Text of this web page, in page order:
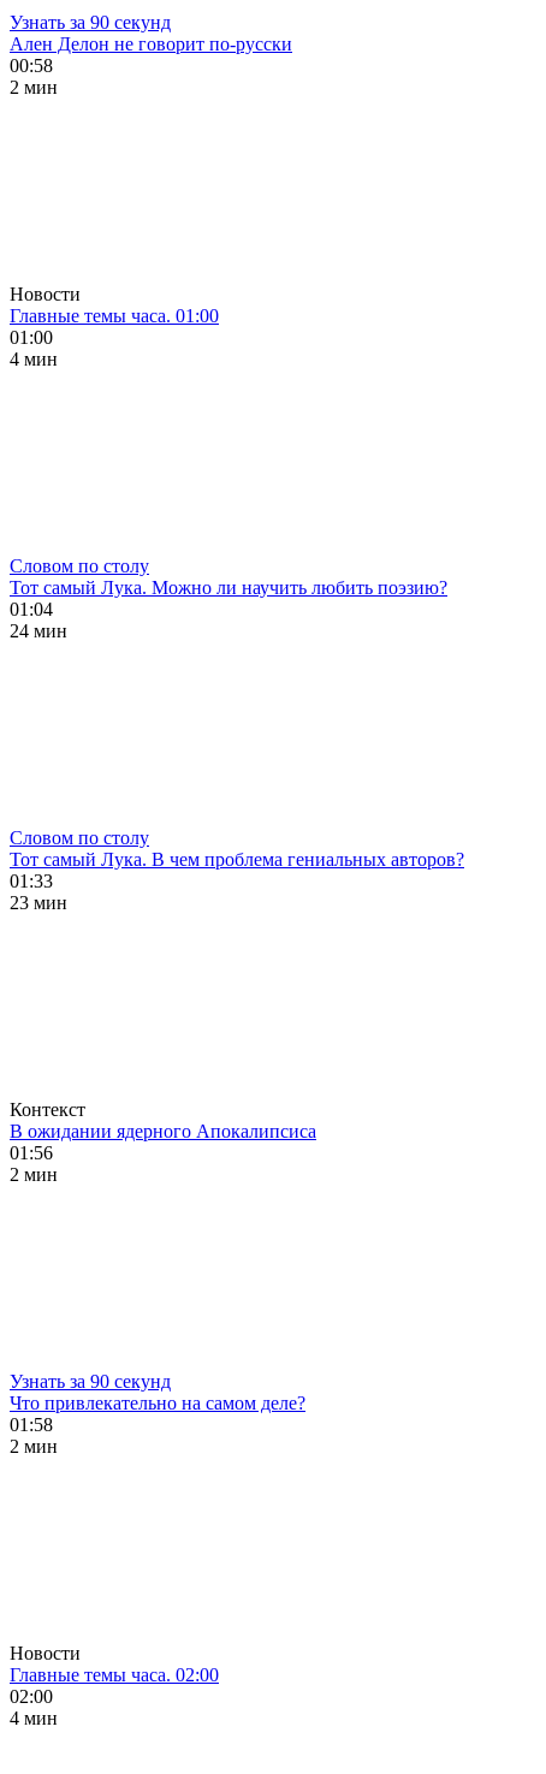
Узнать за 90 секунд
Ален Делон не говорит по-русски
00:58
2 мин
Новости
Главные темы часа. 01:00
01:00
4 мин
Словом по столу
Тот самый Лука. Можно ли научить любить поэзию?
01:04
24 мин
Словом по столу
Тот самый Лука. В чем проблема гениальных авторов?
01:33
23 мин
Контекст
В ожидании ядерного Апокалипсиса
01:56
2 мин
Узнать за 90 секунд
Что привлекательно на самом деле?
01:58
2 мин
Новости
Главные темы часа. 02:00
02:00
4 мин